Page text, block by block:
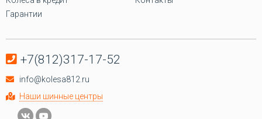
Гарантии
+7(812)317-17-52
info@kolesa812.ru
Наши шинные центры